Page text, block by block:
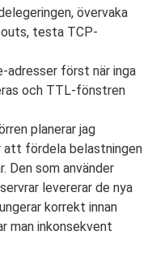
övervaka
testa TCP-
adresser först när inga
och TTL-fönstren
planerar jag
att fördela belastningen
Den som använder
levererar de nya
korrekt innan
man inkonsekvent